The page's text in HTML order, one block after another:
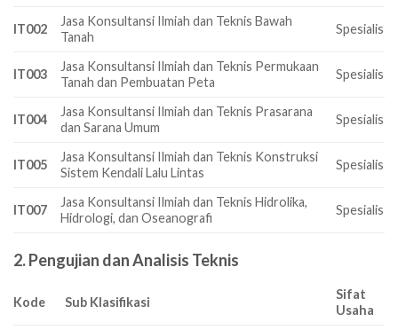
IT002
Jasa Konsultansi Ilmiah dan Teknis Bawah
Tanah
Spesialis
IT003
Jasa Konsultansi Ilmiah dan Teknis Permukaan
Tanah dan Pembuatan Peta
Spesialis
IT004
Jasa Konsultansi Ilmiah dan Teknis Prasarana
dan Sarana Umum
Spesialis
IT005
Jasa Konsultansi Ilmiah dan Teknis Konstruksi
Sistem Kendali Lalu Lintas
Spesialis
IT007
Jasa Konsultansi Ilmiah dan Teknis Hidrolika,
Hidrologi, dan Oseanografi
Spesialis
2. Pengujian dan Analisis Teknis
Kode Sub Klasifikasi
Sifat
Usaha